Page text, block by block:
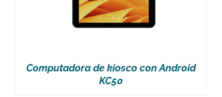
Computadora de kiosco con Android
KC50